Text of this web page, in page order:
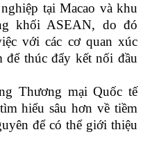
tại Macao và khu
khối ASEAN, do đó
với các cơ quan xúc
để thúc đẩy kết nối đầu
Thương mại Quốc tế
hiểu sâu hơn về tiềm
để có thể giới thiệu